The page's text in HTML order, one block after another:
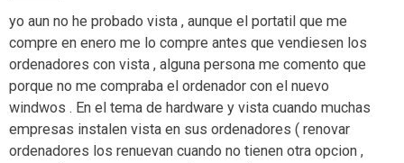
yo aun no he probado vista , aunque el portatil que me
compre en enero me lo compre antes que vendiesen los
ordenadores con vista , alguna persona me comento que
porque no me compraba el ordenador con el nuevo
windwos . En el tema de hardware y vista cuando muchas
empresas instalen vista en sus ordenadores ( renovar
ordenadores los renuevan cuando no tienen otra opcion ,